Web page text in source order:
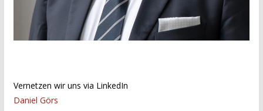
Vernetzen wir uns via LinkedIn
Daniel Görs